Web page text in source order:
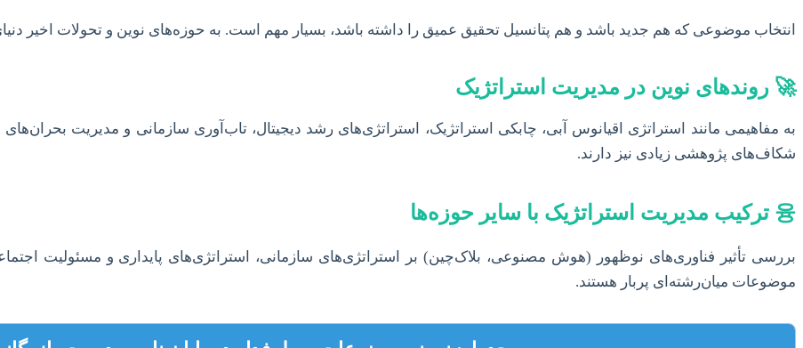
انتخاب موضوعی که هم جدید باشد و هم پتانسیل تحقیق عمیق را داشته باشد، بسیار مهم است. به حوزه‌های نوین و تحولات اخیر
🚀 روندهای نوین در مدیریت استراتژیک
به مفاهیمی مانند استراتژی اقیانوس آبی، چابکی استراتژیک، استراتژی‌های رشد دیجیتال، تاب‌آوری سازمانی و مدیریت
شکاف‌های پژوهشی زیادی نیز دارند.
융 ترکیب مدیریت استراتژیک با سایر حوزه‌ها
بررسی تأثیر فناوری‌های نوظهور (هوش مصنوعی، بلاک‌چین) بر استراتژی‌های سازمانی، استراتژی‌های پایداری و مسئولیت
موضوعات میان‌رشته‌ای پربار هستند.